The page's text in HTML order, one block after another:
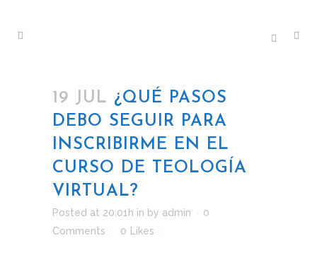
19 JUL ¿QUÉ PASOS
DEBO SEGUIR PARA
INSCRIBIRME EN EL
CURSO DE TEOLOGÍA
VIRTUAL?
Posted at 20:01h in by admin
0
Comments
0 Likes